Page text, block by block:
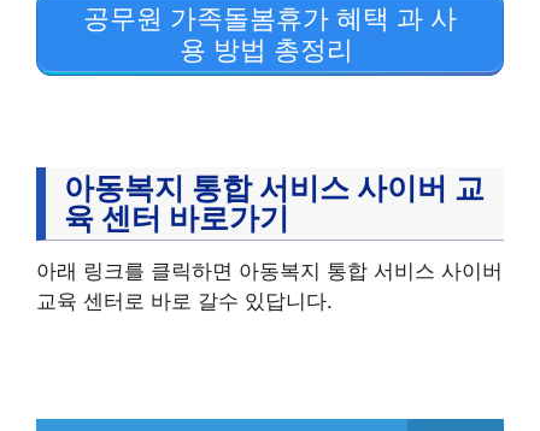
공무원 가족돌봄휴가 혜택 과 사
용 방법 총정리
아동복지 통합 서비스 사이버 교
육 센터 바로가기
아래 링크를 클릭하면 아동복지 통합 서비스 사이버
교육 센터로 바로 갈수 있답니다.